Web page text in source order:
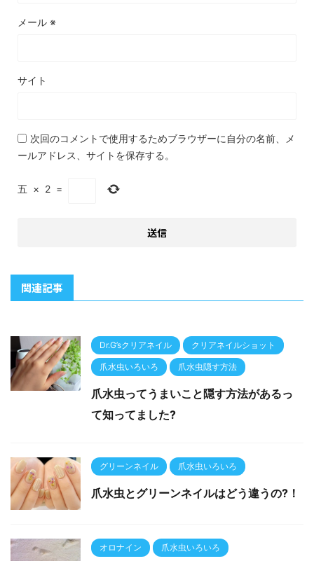
メール ※
サイト
次回のコメントで使用するためブラウザーに自分の名前、メ
ールアドレス、サイトを保存する。
五 × 2 =
関連記事
Dr.G’sクリアネイル クリアネイルショット
爪水虫いろいろ 爪水虫隠す方法
爪水虫ってうまいこと隠す方法があるっ
て知ってました?
グリーンネイル 爪水虫いろいろ
爪水虫とグリーンネイルはどう違うの?！
オロナイン 爪水虫いろいろ